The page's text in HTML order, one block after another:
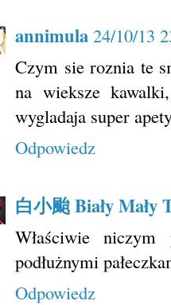
annimula 24/10/13
Czym sie roznia te
na wieksze
wygladaja super
Odpowiedz
白小颱 Biały Mały
Właściwie
podłużnymi
Odpowiedz